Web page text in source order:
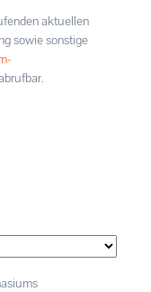
aktuellen
sowie sonstige